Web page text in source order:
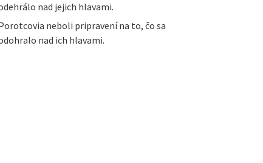
nad jejich hlavami.
neboli pripravení na to, čo sa
nad ich hlavami.